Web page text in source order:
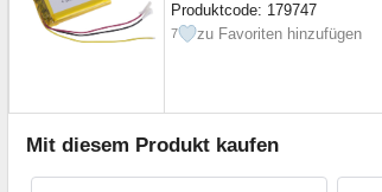
Produktcode: 179747
7 zu Favoriten hinzufügen
Mit diesem Produkt kaufen